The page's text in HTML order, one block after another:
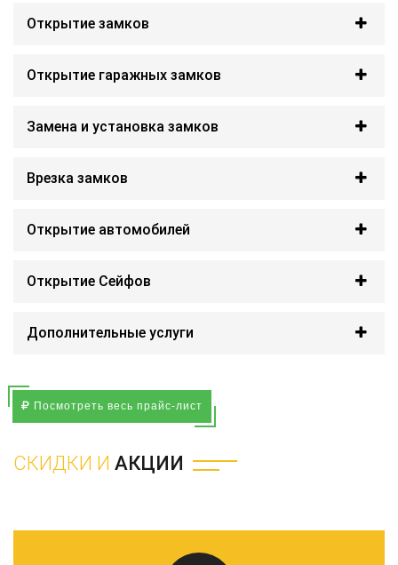
Открытие замков
Открытие гаражных замков
Замена и установка замков
Врезка замков
Открытие автомобилей
Открытие Сейфов
Дополнительные услуги
Посмотреть весь прайс-лист
СКИДКИ И АКЦИИ